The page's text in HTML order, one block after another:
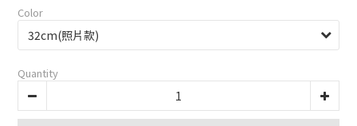
Color
Quantity